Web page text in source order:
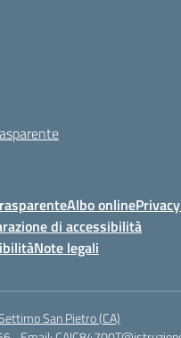
Albo online
di accessibilità
Note legali
San Pietro (CA)